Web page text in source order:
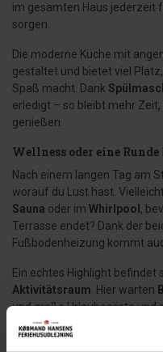
im gesamten Haus jederzeit
sorgen.
Die moderne Küche mit
gestaltet und bietet viel
Spaß macht. Dank
erledigt – so bleibt mehr
genießen.
Wellness oder eine
Nach einem langen Tag am
worauf du Lust hast.
Sauna oder im Whirlpool ,
Terrasse endet? Dank der
Fußbodenheizung kommt
Ein echtes Highlight befindet
Aktivitätsraum . Hier warten
und große Urlaubsgäste und
wenn das Wetter einmal